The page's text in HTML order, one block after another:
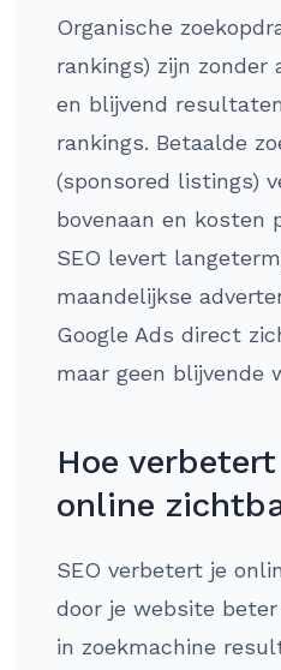
Organische
rankings) zijn zonder
en blijvend
rankings. Betaalde
(sponsored listings)
bovenaan en kosten
SEO levert
maandelijkse
Google Ads direct
maar geen blijvende
Hoe
online
SEO verbetert je
door je website
in zoekmachine